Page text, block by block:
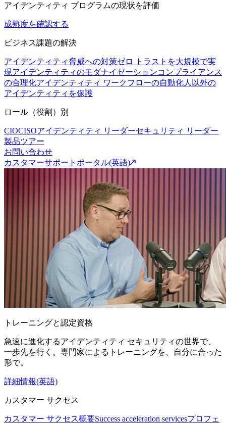
アイデンティティ プログラムの現状を評価
成熟度を確認する
ビジネス課題の解決
アイデンティティ脅威への対策ゼロ トラストを大規模で実
現アイデンティティのモダナイゼーションコンプライアンス
の合理化アイデンティティ ワークフローの自動化人以外の
アイデンティティを保護
ロール（役割）別
CIOCISOアイデンティティ リーダーセキュリティ リーダー
製品ツアー
お問い合わせ
カスタマーサポートポータル(英語)
トレーニングと認定資格
急速に進化するアイデンティティ セキュリティの世界で、
一歩先を行く。専門家によるトレーニングを、自分に合った
形で。
詳細情報(英語)
カスタマー サクセス
カスタマー サクセス概要Success acceleration servicesプロフェ